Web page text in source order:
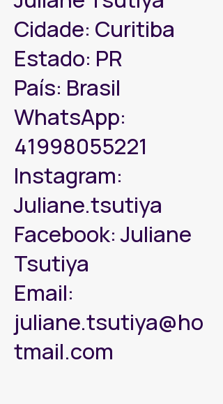
Cidade: Curitiba
Estado: PR
País: Brasil
WhatsApp:
41998055221
Instagram:
Juliane.tsutiya
Facebook: Juliane
Tsutiya
Email:
juliane.tsutiya@ho
tmail.com